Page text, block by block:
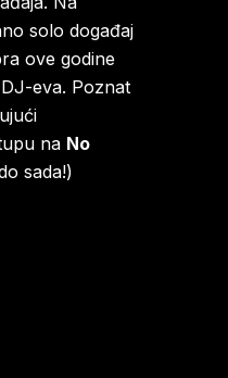
solo događaj
ove godine
eva. Poznat
na No
sada!)